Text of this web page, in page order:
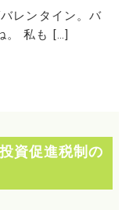
レンタイン。バ
。 私も […]
資促進税制の